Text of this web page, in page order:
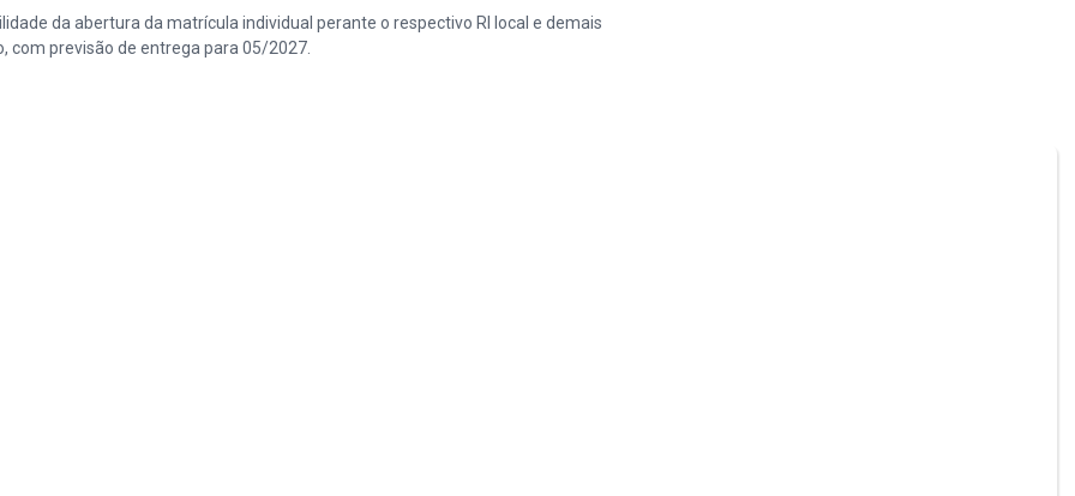
da abertura da matrícula individual perante o respectivo RI local e demais
com previsão de entrega para 05/2027.